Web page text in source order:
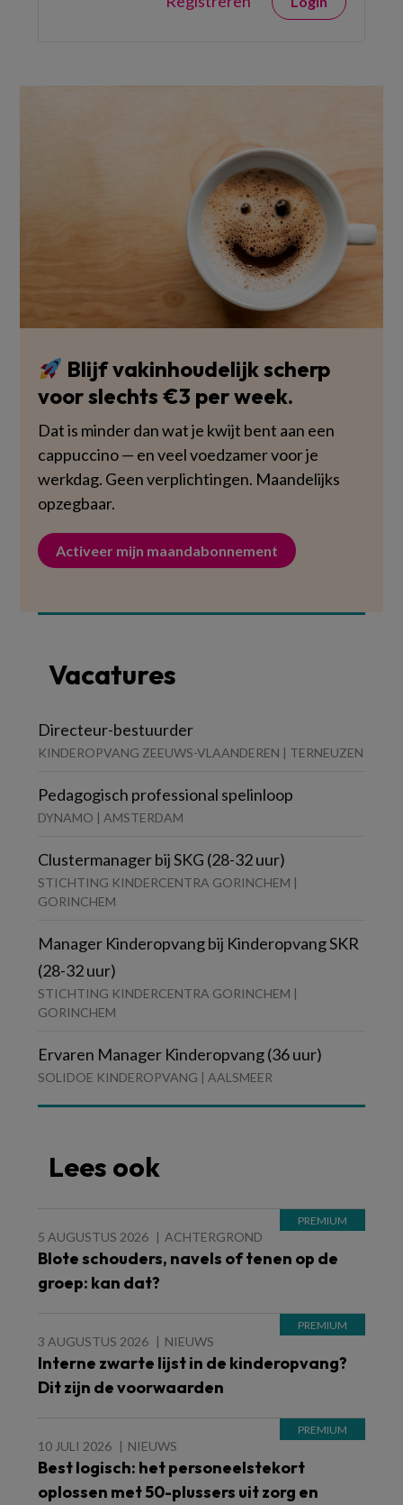
Blijf vakinhoudelijk scherp
voor slechts €3 per week.
Dat is minder dan wat je kwijt bent aan een
cappuccino — en veel voedzamer voor je
werkdag. Geen verplichtingen. Maandelijks
opzegbaar.
Activeer mijn maandabonnement
Vacatures
Directeur-bestuurder
KINDEROPVANG ZEEUWS-VLAANDEREN | TERNEUZEN
Pedagogisch professional spelinloop
DYNAMO | AMSTERDAM
Clustermanager bij SKG (28-32 uur)
STICHTING KINDERCENTRA GORINCHEM |
GORINCHEM
Manager Kinderopvang bij Kinderopvang SKR
(28-32 uur)
STICHTING KINDERCENTRA GORINCHEM |
GORINCHEM
Ervaren Manager Kinderopvang (36 uur)
SOLIDOE KINDEROPVANG | AALSMEER
Lees ook
5 AUGUSTUS 2026 ACHTERGROND
Blote schouders, navels of tenen op de
groep: kan dat?
3 AUGUSTUS 2026 NIEUWS
Interne zwarte lijst in de kinderopvang?
Dit zijn de voorwaarden
10 JULI 2026 NIEUWS
Best logisch: het personeelstekort
oplossen met 50-plussers uit zorg en